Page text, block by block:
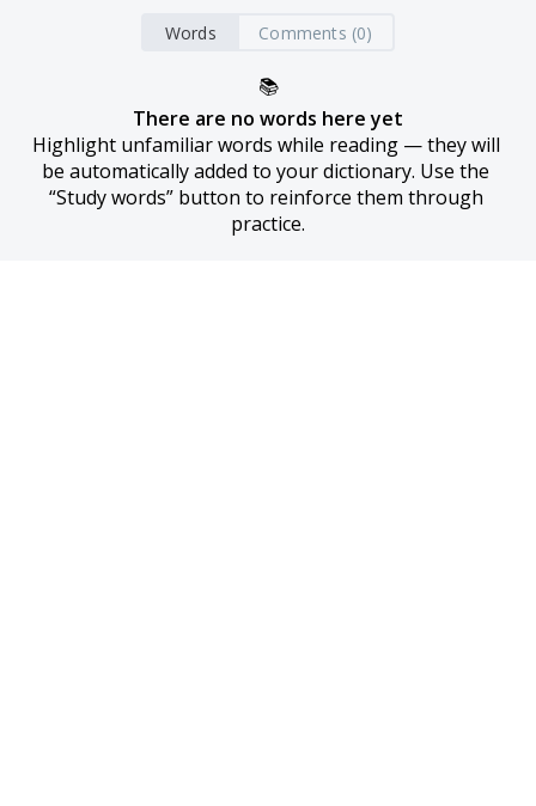
Words Comments (0)
📚
There are no words here yet
Highlight unfamiliar words while reading — they will
be automatically added to your dictionary. Use the
“Study words” button to reinforce them through
practice.